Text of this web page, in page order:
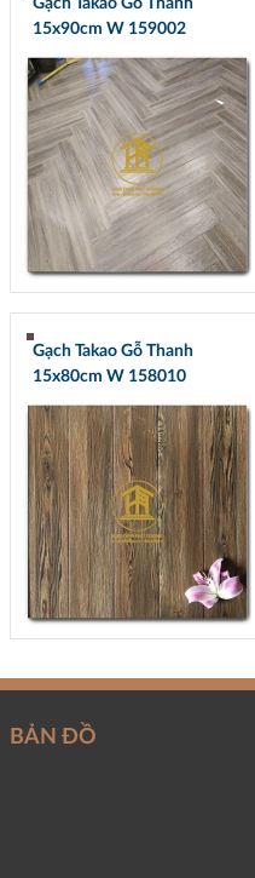
Gạch Takao Gỗ Thanh
15x90cm W 159002
Gạch Takao Gỗ Thanh
15x80cm W 158010
BẢN ĐỒ